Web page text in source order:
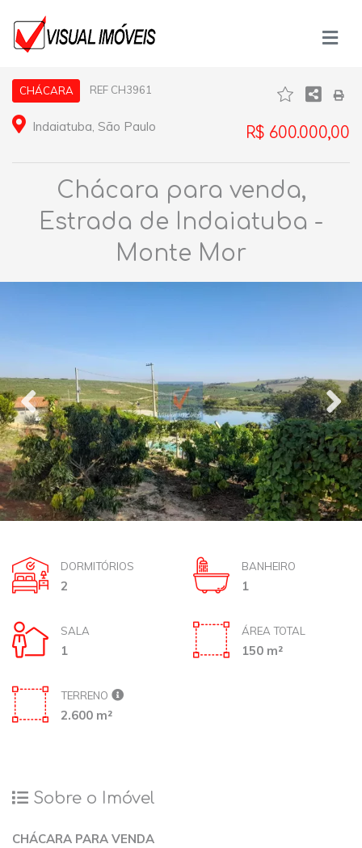
CHÁCARA REF CH3961
Indaiatuba, São Paulo R$ 600.000,00
Chácara para venda,
Estrada de Indaiatuba -
Monte Mor
DORMITÓRIOS
2
BANHEIRO
1
SALA
1
ÁREA TOTAL
150 m²
TERRENO
2.600 m²
Sobre o Imóvel
CHÁCARA PARA VENDA